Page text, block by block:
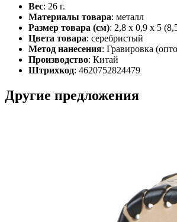
Вес: 26 г.
Материалы товара: металл
Размер товара (см): 2,8 х 0,9 х 5
Цвета товара: серебристый
Метод нанесения: Гравировка
Производство: Китай
Штрихкод: 4620752824479
Другие предложения